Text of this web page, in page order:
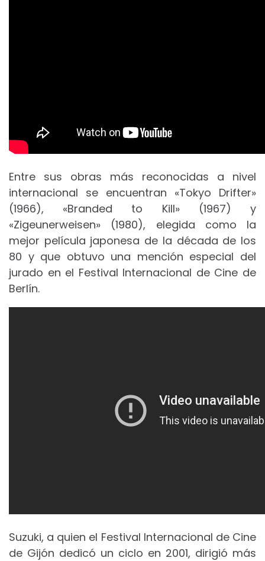
Entre sus obras más reconocidas a nivel
internacional se encuentran «Tokyo Drifter»
(1966), «Branded to Kill» (1967) y
«Zigeunerweisen» (1980), elegida como la
mejor película japonesa de la década de los
80 y que obtuvo una mención especial del
jurado en el Festival Internacional de Cine de
Berlín.
Suzuki, a quien el Festival Internacional de Cine
de Gijón dedicó un ciclo en 2001, dirigió más